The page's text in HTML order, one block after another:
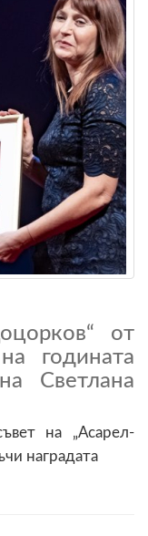
от
годината
Светлана
на „Асарел-
наградата